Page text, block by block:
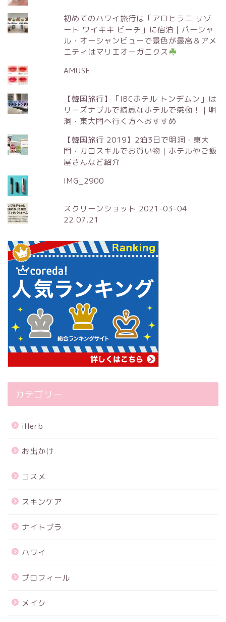
初めてのハワイ旅行は「アロヒラニ リゾ
ート ワイキキ ビーチ」に宿泊｜パーシャ
ル・オーシャンビューで景色が最高＆アメ
ニティはマリエオーガニクス
AMUSE
【韓国旅行】「IBCホテル トンデムン」は
リーズナブルで綺麗なホテルで感動！｜明
洞・東大門へ行く方へおすすめ
【韓国旅行 2019】2泊3日で明洞・東大
門・カロスキルでお買い物｜ホテルやご飯
屋さんなど紹介
IMG_2900
スクリーンショット 2021-03-04
22.07.21
カテゴリー
iHerb
お出かけ
コスメ
スキンケア
ナイトブラ
ハワイ
プロフィール
メイク